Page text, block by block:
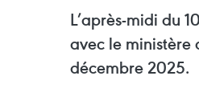
L’après-midi du
avec le ministère
décembre 2025.